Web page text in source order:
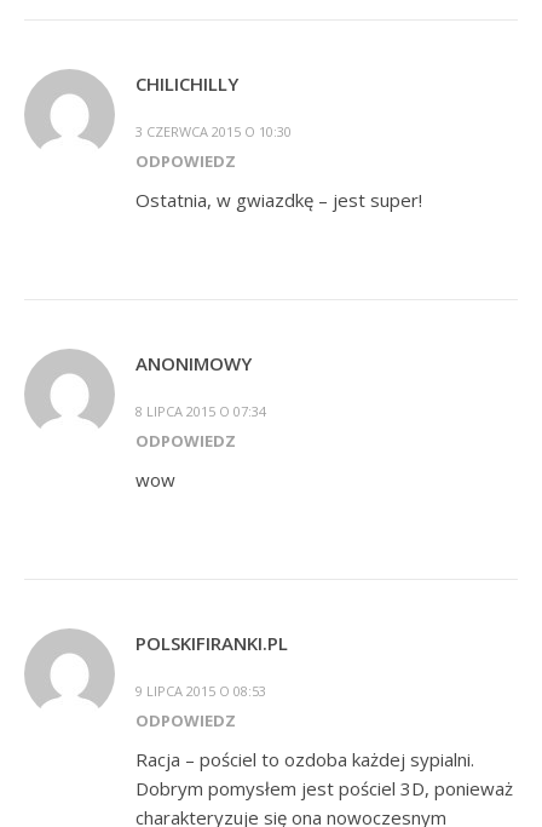
CHILICHILLY
3 CZERWCA 2015 O 10:30
ODPOWIEDZ
Ostatnia, w gwiazdkę – jest super!
ANONIMOWY
8 LIPCA 2015 O 07:34
ODPOWIEDZ
wow
POLSKIFIRANKI.PL
9 LIPCA 2015 O 08:53
ODPOWIEDZ
Racja – pościel to ozdoba każdej sypialni.
Dobrym pomysłem jest pościel 3D, ponieważ
charakteryzuje się ona nowoczesnym